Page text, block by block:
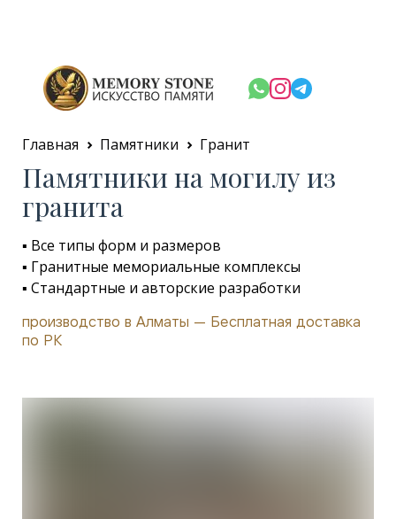
Главная Памятники Гранит
Памятники на могилу из
гранита
▪️ Все типы форм и размеров
▪️ Гранитные мемориальные комплексы
▪️ Стандартные и авторские разработки
производство в Алматы — Бесплатная доставка
по РК